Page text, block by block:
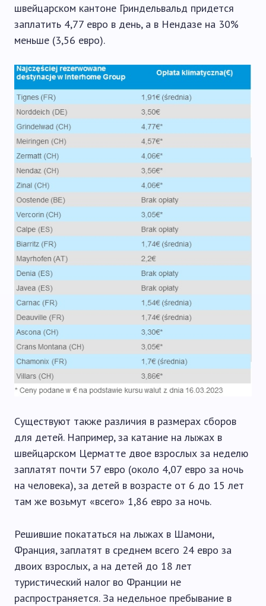
швейцарском кантоне Гриндельвальд придется
заплатить 4,77 евро в день, а в Нендазе на 30%
меньше (3,56 евро).
Существуют также различия в размерах сборов
для детей. Например, за катание на лыжах в
швейцарском Церматте двое взрослых за неделю
заплатят почти 57 евро (около 4,07 евро за ночь
на человека), за детей в возрасте от 6 до 15 лет
там же возьмут «всего» 1,86 евро за ночь.
Решившие покататься на лыжах в Шамони,
Франция, заплатят в среднем всего 24 евро за
двоих взрослых, а на детей до 18 лет
туристический налог во Франции не
распространяется. За недельное пребывание в